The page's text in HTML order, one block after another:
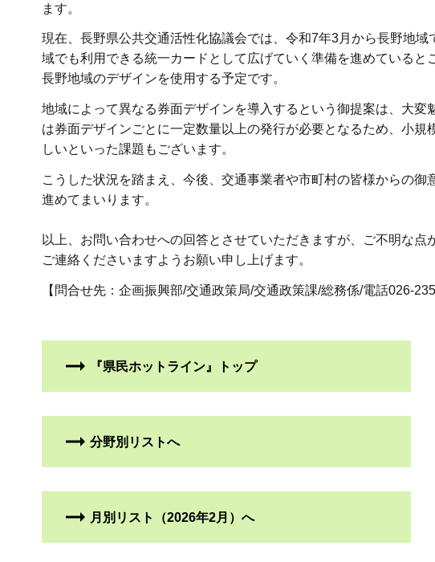
ます。
現在、長野県公共交通活性化協議会では、令和7年3月から長野地
域でも利用できる統一カードとして広げていく準備を進めている
長野地域のデザインを使用する予定です。
地域によって異なる券面デザインを導入するという御提案は、大
は券面デザインごとに一定数量以上の発行が必要となるため、小
しいといった課題もございます。
こうした状況を踏まえ、今後、交通事業者や市町村の皆様からの
進めてまいります。
以上、お問い合わせへの回答とさせていただきますが、ご不明な
ご連絡くださいますようお願い申し上げます。
【問合せ先：企画振興部/交通政策局/交通政策課/総務係/電話026-
『県民ホットライン』トップ
分野別リストへ
月別リスト（2026年2月）へ